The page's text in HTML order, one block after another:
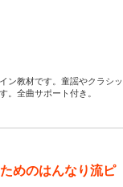
ン教材です。童謡やクラシッ
。全曲サポート付き。
めのはんなり流ピ